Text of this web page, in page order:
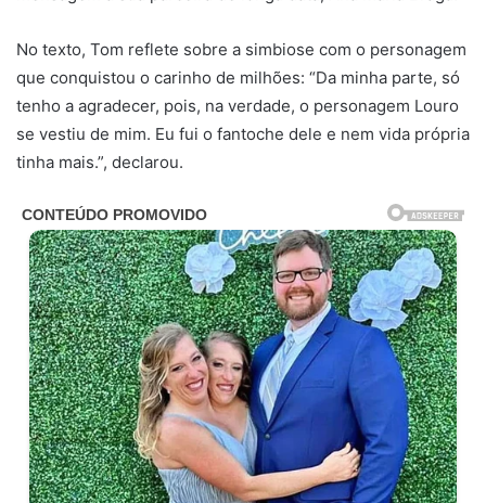
No texto, Tom reflete sobre a simbiose com o personagem
que conquistou o carinho de milhões: “Da minha parte, só
tenho a agradecer, pois, na verdade, o personagem Louro
se vestiu de mim. Eu fui o fantoche dele e nem vida própria
tinha mais.”, declarou.